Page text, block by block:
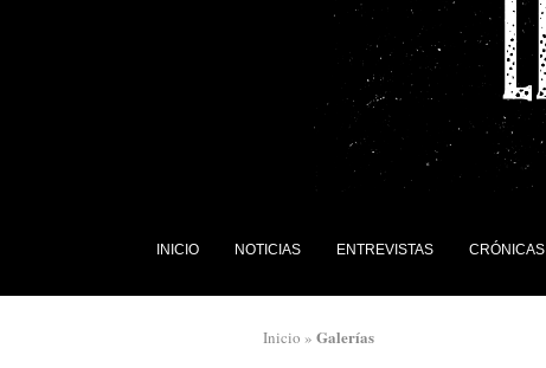
INICIO NOTICIAS ENTREVISTAS CRÓNICAS
Inicio » Galerías